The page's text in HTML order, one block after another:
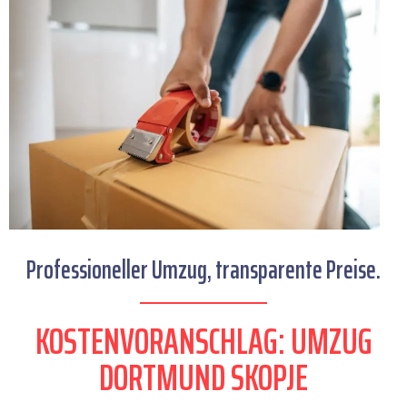
Professioneller Umzug, transparente Preise.
KOSTENVORANSCHLAG: UMZUG
DORTMUND SKOPJE